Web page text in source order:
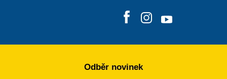
Odběr novinek